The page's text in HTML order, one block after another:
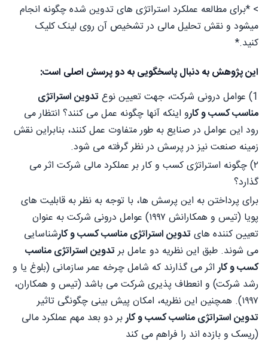
> *برای مطالعه عملکرد استراتژی های تدوین شده چگونه انجام
میشود و نقش تحلیل مالی در تشخیص آن روی لینک کلیک
کنید.*
این پژوهش به دنبال پاسخگویی به دو پرسش اصلی است:
1) عوامل درونی شرکت، جهت تعیین نوع
تدوین استراتژی
مناسب کسب و کارو اینکه آنها چگونه عمل می کنند؟ انتظار می
رود این عوامل در صنایع به طور متفاوت عمل کنند، بنابراین نقش
زمینه صنعت نیز در پرسش در نظر گرفته می شود.
۲) چگونه استراتژی کسب و کار بر عملکرد مالی شرکت اثر می
گذارد؟
برای پرداختن به این پرسش ها، با توجه به نظر به قابلیت های
پویا (تیس و همکارانش ۱۹۹۷) عوامل درونی شرکت به عنوان
تعیین کننده های تدوین استراتژی مناسب کسب و کارشناسایی
می شوند. طبق این نظریه دو عامل برتدوین استراتژی مناسب
کسب و کاراثر می گذارند که شامل چرخه عمر سازمانی (بلوغ یا و
رشد شرکت) و انعطاف پذیری شرکت می باشد (تیس و همکاران،
۱۹۹۷). همچنین این نظریه، امکان پیش بینی چگونگی تاثیر
تدوین استراتژی مناسب کسب و کاربر دو بعد مهم عملکرد مالی
(ریسک و بازده اند را فراهم می کند